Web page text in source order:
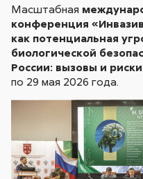
Масштабная
конференция
как потенциальная
биологической
России: вызовы и
по 29 мая 2026 года.